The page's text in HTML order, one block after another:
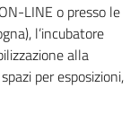
LINE o presso le
l’incubatore
alla
per esposizioni,